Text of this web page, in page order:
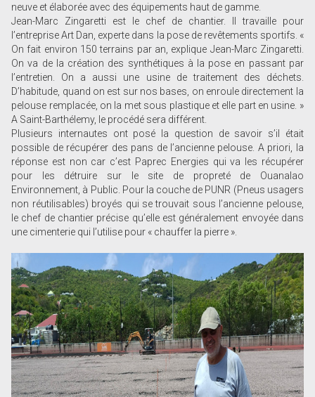
neuve et élaborée avec des équipements haut de gamme.
Jean-Marc Zingaretti est le chef de chantier. Il travaille pour
l’entreprise Art Dan, experte dans la pose de revêtements sportifs. «
On fait environ 150 terrains par an, explique Jean-Marc Zingaretti.
On va de la création des synthétiques à la pose en passant par
l’entretien. On a aussi une usine de traitement des déchets.
D’habitude, quand on est sur nos bases, on enroule directement la
pelouse remplacée, on la met sous plastique et elle part en usine. »
A Saint-Barthélemy, le procédé sera différent.
Plusieurs internautes ont posé la question de savoir s’il était
possible de récupérer des pans de l’ancienne pelouse. A priori, la
réponse est non car c’est Paprec Energies qui va les récupérer
pour les détruire sur le site de propreté de Ouanalao
Environnement, à Public. Pour la couche de PUNR (Pneus usagers
non réutilisables) broyés qui se trouvait sous l’ancienne pelouse,
le chef de chantier précise qu’elle est généralement envoyée dans
une cimenterie qui l’utilise pour « chauffer la pierre ».